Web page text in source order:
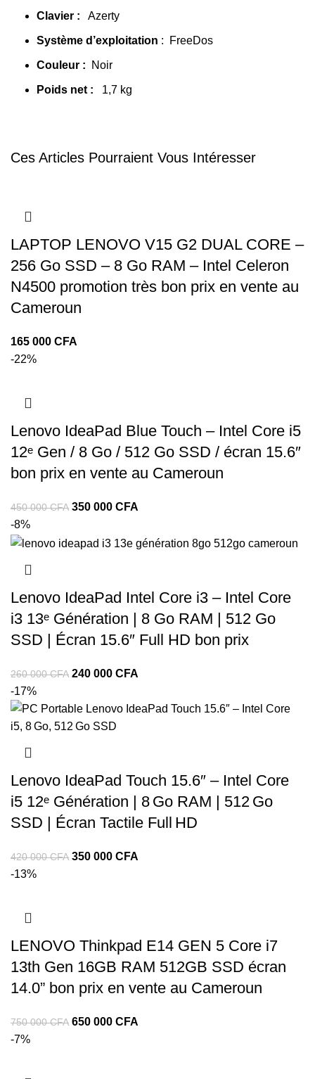
Clavier : Azerty
Système d’exploitation : FreeDos
Couleur : Noir
Poids net : 1,7 kg
Ces Articles Pourraient Vous Intéresser
LAPTOP LENOVO V15 G2 DUAL CORE –
256 Go SSD – 8 Go RAM – Intel Celeron
N4500 promotion très bon prix en vente au
Cameroun
CFA
-22%
Lenovo IdeaPad Blue Touch – Intel Core i5
12ᵉ Gen / 8 Go / 512 Go SSD / écran 15.6″
bon prix en vente au Cameroun
450 000CFA 350 000 CFA
-8%
Lenovo IdeaPad Intel Core i3 – Intel Core
i3 13ᵉ Génération | 8 Go RAM | 512 Go
SSD | Écran 15.6″ Full HD bon prix
260 000CFA 240 000 CFA
-17%
Lenovo IdeaPad Touch 15.6″ – Intel Core
i5 12ᵉ Génération | 8 Go RAM | 512 Go
SSD | Écran Tactile Full HD
420 000CFA 350 000 CFA
-13%
LENOVO Thinkpad E14 GEN 5 Core i7
13th Gen 16GB RAM 512GB SSD écran
14.0” bon prix en vente au Cameroun
750 000CFA 650 000 CFA
-7%